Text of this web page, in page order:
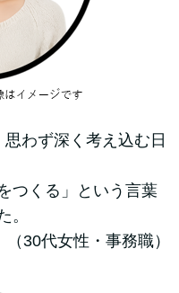
わず深く考え込む日
つくる」という言葉
。
（30代女性・事務職）